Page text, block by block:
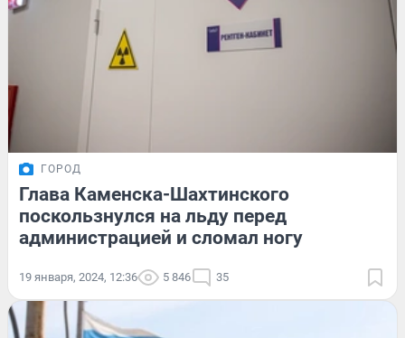
ГОРОД
Глава Каменска-Шахтинского
поскользнулся на льду перед
администрацией и сломал ногу
19 января, 2024, 12:36 5 846 35